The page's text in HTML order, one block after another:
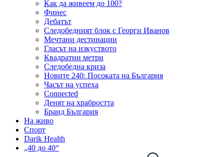
Как да живеем до 100?
Финес
Дебатът
Следобедният блок с Георги Иванов
Мечтани дестинации
Гласът на изкуството
Квадратни метри
Следобедна криза
Новите 240: Посоката на България
Часът на успеха
Connected
Денят на храбростта
Бранд България
На живо
Спорт
Darik Health
„40 до 40“